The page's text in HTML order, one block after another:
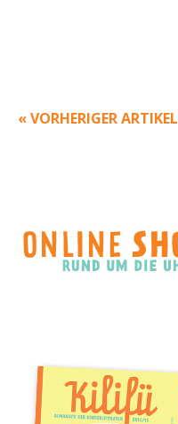
« VORHERIGER ARTIKEL